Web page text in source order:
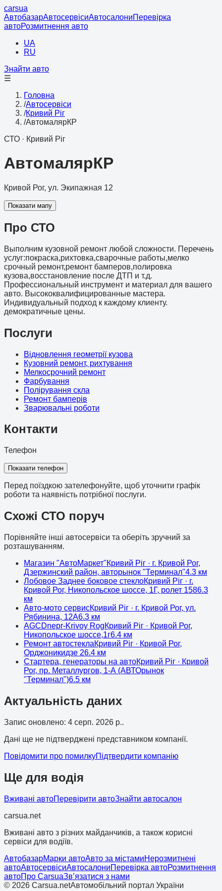
carsua
АвтобазарАвтосервісиАвтосалониПеревірка
автоРозмитнення авто
UA
RU
Знайти авто
☰
Головна
/Автосервіси
/Кривий Ріг
/АвтомалярКР
СТО · Кривий Ріг
АвтомалярКР
Кривой Рог, ул. Экипажная 12
Показати мапу
Про СТО
Выполним кузовной ремонт любой сложности. Перечень
услуг:покраска,рихтовка,сварочные работы,мелко
срочный ремонт,ремонт бамперов,полировка
кузова,восстановление после ДТП и т.д.
Профессиональный инструмент и материал для вашего
авто. Высококвалифицированные мастера.
Индивидуальный подход к каждому клиенту.
демократичные цены.
Послуги
Відновлення геометрії кузова
Кузовний ремонт, рихтування
Мелкосрочний ремонт
Фарбування
Полірування скла
Ремонт бамперів
Зварювальні роботи
Контакти
Телефон
Показати телефон
Перед поїздкою зателефонуйте, щоб уточнити графік
роботи та наявність потрібної послуги.
Схожі СТО поруч
Порівняйте інші автосервіси та оберіть зручний за
розташуванням.
Магазин "АвтоМаркет"Кривий Ріг · г. Кривой Рог,
Дзержинский район, авторынок "Терминал"4.3 км
Лобовое Заднее боковое стеклоКривий Ріг · г.
Кривой Рог, Никопольское шоссе, 1Г, ролет 1586.3
км
Авто-мото сервисКривий Ріг · г. Кривой Рог, ул.
Рябинина, 12А6.3 км
AGCDnepr-Krivoy RogКривий Ріг · Кривой Рог,
Никопольское шоссе,1г6.4 км
Ремонт автостеклаКривий Ріг · Кривой Рог,
Орджоникидзе 26.4 км
Стартера, генераторы на автоКривий Ріг · Кривой
Рог, пр. Металлургов, 1-А (АВТОрынок
"Терминал")6.5 км
Актуальність даних
Запис оновлено: 4 серп. 2026 р..
Дані ще не підтверджені представником компанії.
Повідомити про помилкуПідтвердити компанію
Ще для водія
Вживані автоПеревірити автоЗнайти автосалон
carsua.net
Вживані авто з різних майданчиків, а також корисні
сервіси для водіїв.
АвтобазарМарки автоАвто за містамиНерозмитнені
автоАвтосервісиАвтосалониПеревірка автоРозмитнення
автоПро CarsuaЗв’язатися з нами
© 2026 Carsua.netАвтомобільний портал України